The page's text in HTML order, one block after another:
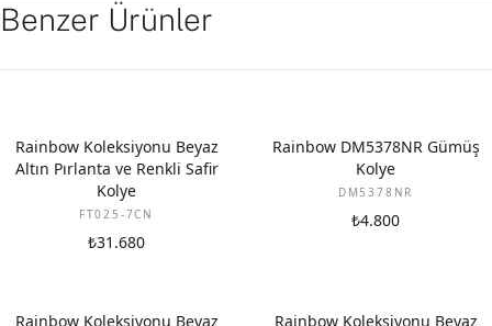
Benzer Ürünler
YENI
Rainbow Koleksiyonu Beyaz
Altın Pırlanta ve Renkli Safir
Kolye
FT025-7CN
₺31.680
Rainbow DM5378NR Gümüş
Kolye
DM5378NR
₺4.800
Rainbow Koleksiyonu Beyaz
Rainbow Koleksiyonu Beyaz